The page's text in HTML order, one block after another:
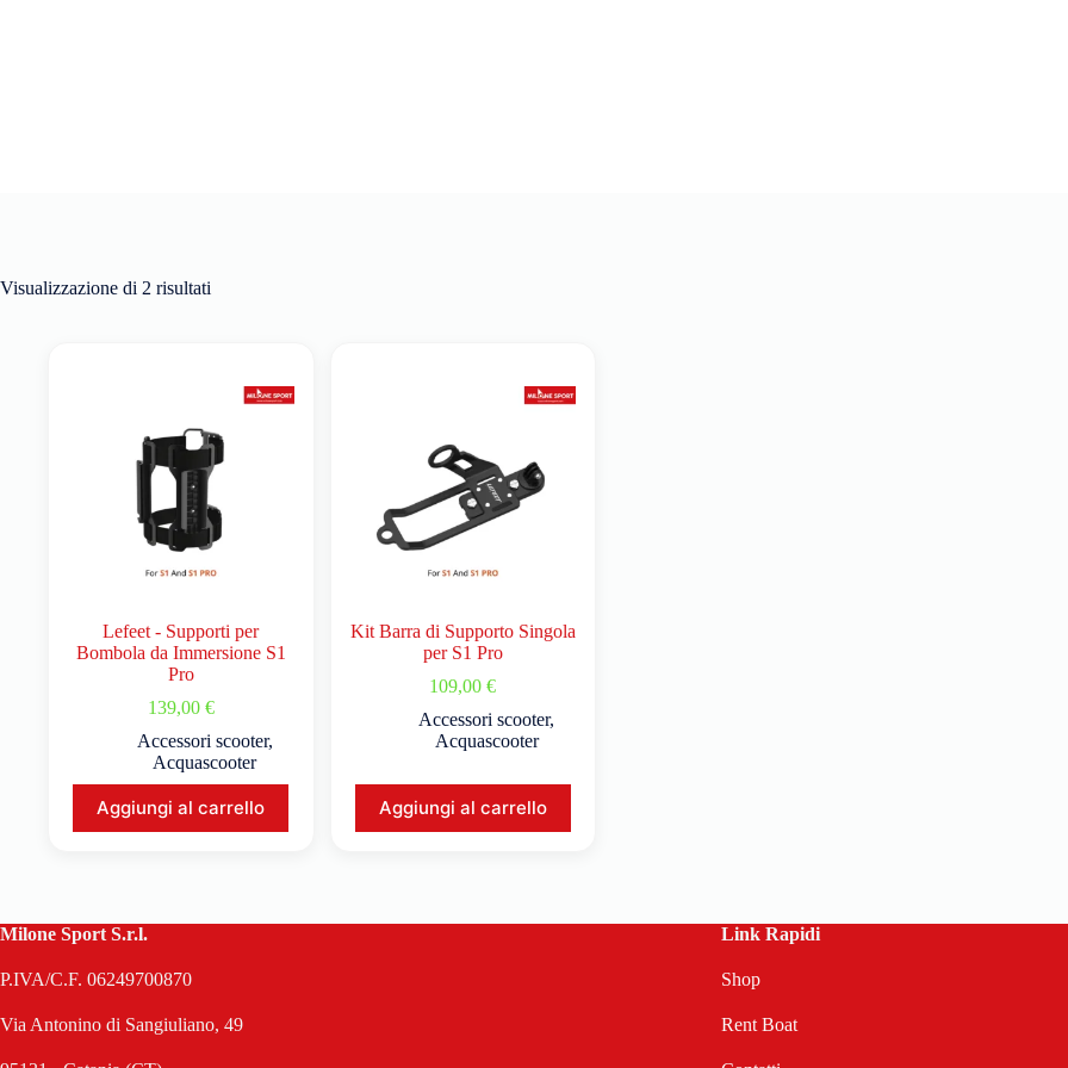
Visualizzazione di 2 risultati
Lefeet - Supporti per
Bombola da Immersione S1
Pro
139,00 €
Accessori scooter,
Acquascooter
Aggiungi al carrello
Kit Barra di Supporto Singola
per S1 Pro
109,00€
Accessori scooter,
Acquascooter
Aggiungi al carrello
Milone Sport S.r.l.
P.IVA/C.F. 06249700870
Via Antonino di Sangiuliano, 49
Link Rapidi
Shop
Rent Boat